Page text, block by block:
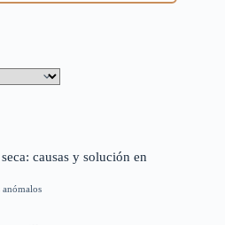
causas y solución en